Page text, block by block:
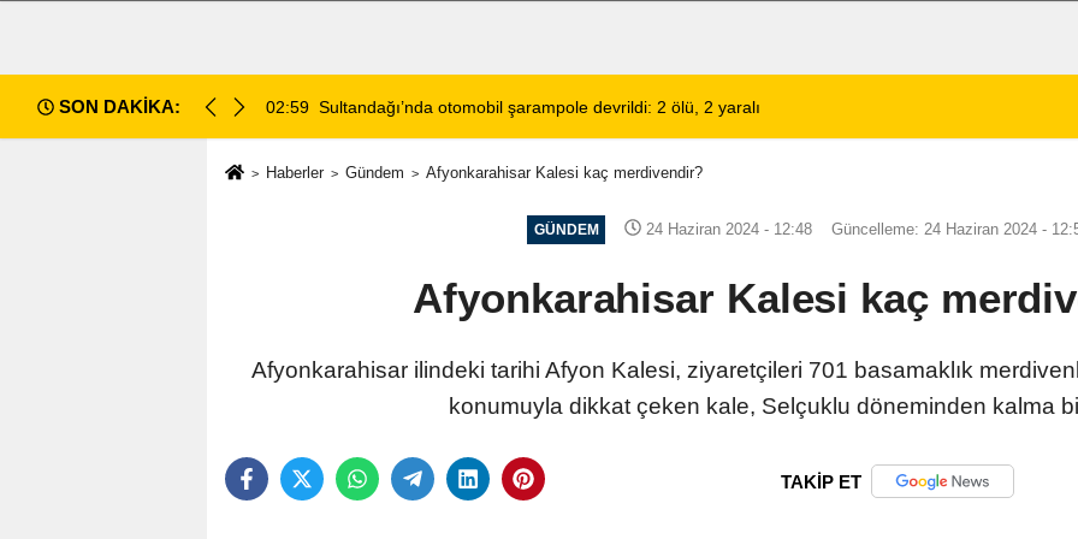
SON DAKİKA: 02:59 Sultandağı’nda otomobil şarampole devrildi: 2 ölü, 2 yaralı Afyonkarahisar'da
Haberler Gündem Afyonkarahisar Kalesi kaç merdivendir?
GÜNDEM 24 Haziran 2024 - 12:48 Güncelleme: 24 Haziran 2024 -
Afyonkarahisar Kalesi kaç
Afyonkarahisar ilindeki tarihi Afyon Kalesi, ziyaretçileri 701 basamaklık
konumuyla dikkat çeken kale, Selçuklu döneminden kalma
TAKİP ET